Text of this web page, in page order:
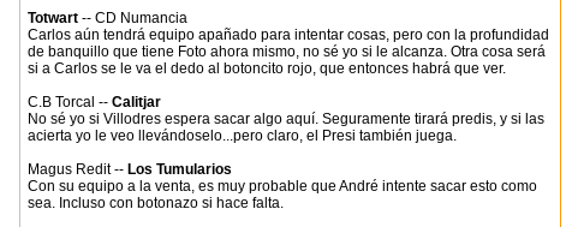
Totwart -- CD Numancia
Carlos aún tendrá equipo apañado para intentar cosas, pero con la profundidad
de banquillo que tiene Foto ahora mismo, no sé yo si le alcanza. Otra cosa será
si a Carlos se le va el dedo al botoncito rojo, que entonces habrá que ver.
C.B Torcal -- Calitjar
No sé yo si Villodres espera sacar algo aquí. Seguramente tirará predis, y si las
acierta yo le veo llevándoselo...pero claro, el Presi también juega.
Magus Redit -- Los Tumularios
Con su equipo a la venta, es muy probable que André intente sacar esto como
sea. Incluso con botonazo si hace falta.